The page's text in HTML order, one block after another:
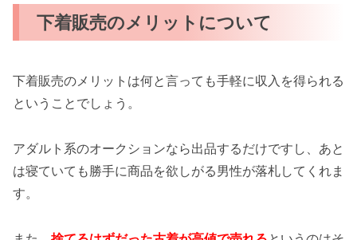
下着販売のメリットについて
下着販売のメリットは何と言っても手軽に収入を得られる
ということでしょう。
アダルト系のオークションなら出品するだけですし、あと
は寝ていても勝手に商品を欲しがる男性が落札してくれま
す。